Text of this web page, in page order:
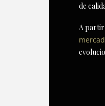
de
A partir